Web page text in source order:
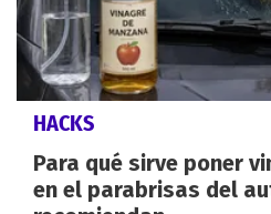
HACKS
Para qué sirve poner
en el parabrisas del